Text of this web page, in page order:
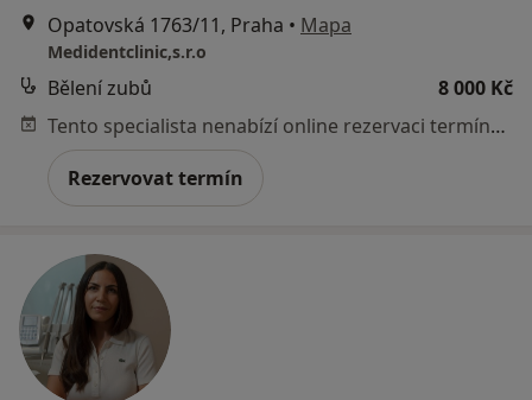
Opatovská 1763/11, Praha • Mapa
Medidentclinic,s.r.o
Bělení zubů
8 000 Kč
Tento specialista nenabízí online rezervaci termínu na této adrese.
Rezervovat termín